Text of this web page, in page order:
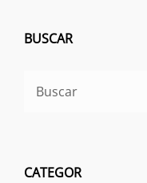
BUSCAR
CATEGOR